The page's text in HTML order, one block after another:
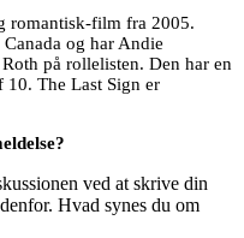
romantisk-film fra 2005.
og har Andie
på rollelisten. Den har en
10. The Last Sign er
ved at skrive din
Hvad synes du om